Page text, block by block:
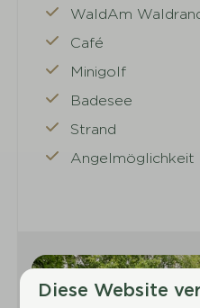
WaldAm
Café
Minigolf
Badesee
Strand
Angelmöglichkeit
Diese Website